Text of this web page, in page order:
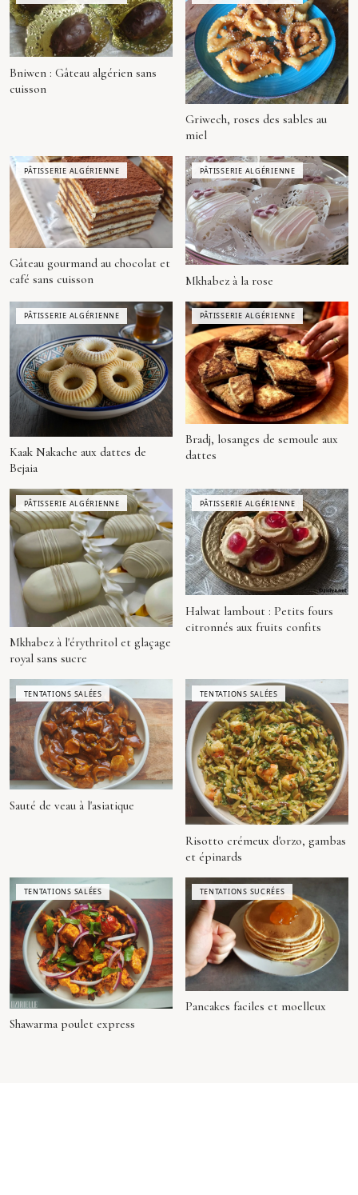
Bniwen : Gâteau algérien sans
cuisson
Griwech, roses des sables au
miel
PÂTISSERIE ALGÉRIENNE
Gâteau gourmand au chocolat et
café sans cuisson
PÂTISSERIE ALGÉRIENNE
Mkhabez à la rose
PÂTISSERIE ALGÉRIENNE
Kaak Nakache aux dattes de
Bejaia
PÂTISSERIE ALGÉRIENNE
Bradj, losanges de semoule aux
dattes
PÂTISSERIE ALGÉRIENNE
Mkhabez à l'érythritol et glaçage
royal sans sucre
PÂTISSERIE ALGÉRIENNE
Halwat lambout : Petits fours
citronnés aux fruits confits
TENTATIONS SALÉES
Sauté de veau à l'asiatique
TENTATIONS SALÉES
Risotto crémeux d'orzo, gambas
et épinards
TENTATIONS SALÉES
Shawarma poulet express
TENTATIONS SUCRÉES
Pancakes faciles et moelleux